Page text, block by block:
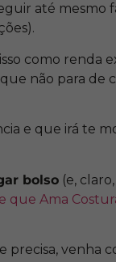
até mesmo
como renda
não para de
e que irá te
bolso (e,
que Ama
venha